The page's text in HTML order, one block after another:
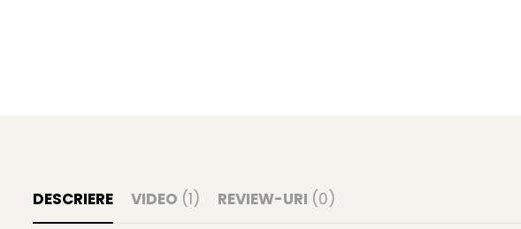
DESCRIERE VIDEO (1) REVIEW-URI (0)